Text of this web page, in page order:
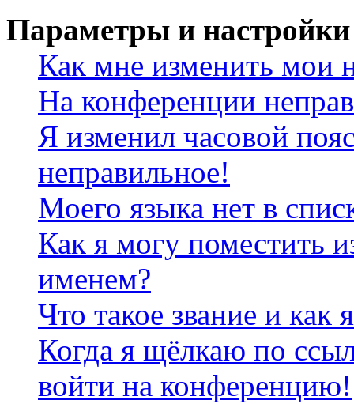
Параметры и настройки
Как мне изменить мои
На конференции
Я изменил часовой
неправильное!
Моего языка нет в
Как я могу поместить
именем?
Что такое звание и как
Когда я щёлкаю по
войти на конференцию!